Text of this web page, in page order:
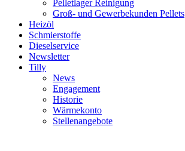
Pelletlager Reinigung
Groß- und Gewerbekunden Pellets
Heizöl
Schmierstoffe
Dieselservice
Newsletter
Tilly
News
Engagement
Historie
Wärmekonto
Stellenangebote